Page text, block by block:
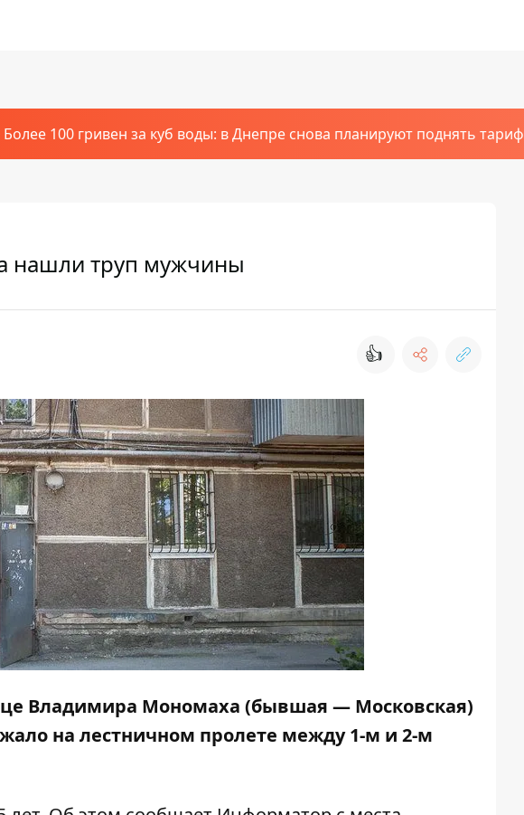
Более 100 гривен за куб воды: в Днепре снова планируют поднять тариф
нашли труп мужчины
👍
Владимира Мономаха (бывшая — Московская)
на лестничном пролете между 1-м и 2-м